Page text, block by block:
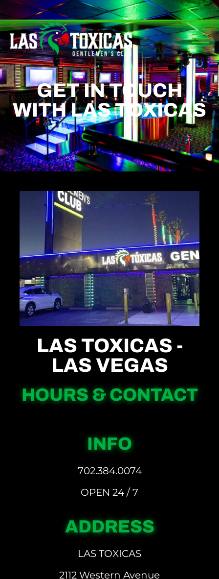
GET IN TOUCH
WITH LAS TOXICAS
LAS TOXICAS -
LAS VEGAS
HOURS & CONTACT
INFO
702.384.0074
OPEN 24 / 7
ADDRESS
LAS TOXICAS
2112 Western Avenue